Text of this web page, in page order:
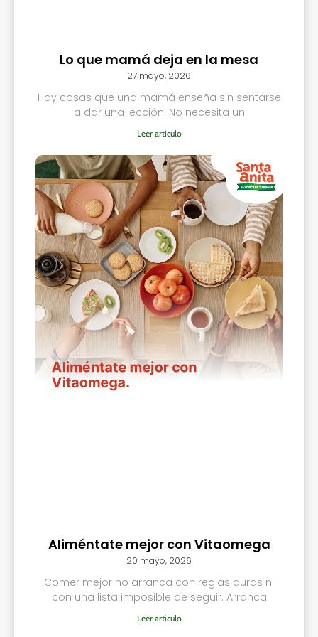
Lo que mamá deja en la mesa
27 mayo, 2026
Hay cosas que una mamá enseña sin sentarse
a dar una lección. No necesita un
Leer articulo
Aliméntate mejor con Vitaomega
20 mayo, 2026
Comer mejor no arranca con reglas duras ni
con una lista imposible de seguir. Arranca
Leer articulo